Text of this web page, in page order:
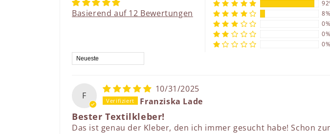
Basierend auf 12 Bewertungen
8%
0%
0%
0%
Sort by
F
10/31/2025
Franziska Lade
Bester Textilkleber!
Das ist genau der Kleber, den ich immer gesucht habe! Schon